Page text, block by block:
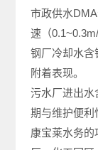
市政供水
速（
钢厂冷却水含
附着表现。
污水厂进出水
期与维护便利
康宝莱水务